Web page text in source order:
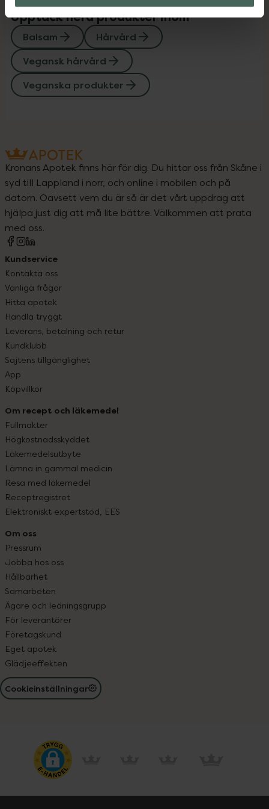
Upptäck flera produkter inom
Balsam
Hårvård
Vegansk hårvård
Veganska produkter
Kronans Apotek finns här för dig. Du hittar oss från Skåne i
syd till Lappland i norr, och online i mobilen och på
datorn. Oavsett vem du är så är det vårt uppdrag att
hjälpa just dig att må lite bättre. Välkommen att prata
med oss.
Kundservice
Kontakta oss
Vanliga frågor
Hitta apotek
Handla tryggt
Leverans, betalning och retur
Kundklubb
Sajtens tillgänglighet
App
Köpvillkor
Om recept och läkemedel
Fullmakter
Högkostnadsskyddet
Läkemedelsutbyte
Lämna in gammal medicin
Resa med läkemedel
Receptregistret
Elektroniskt expertstöd, EES
Om oss
Pressrum
Jobba hos oss
Hållbarhet
Samarbeten
Ägare och ledningsgrupp
För leverantörer
Företagskund
Eget apotek
Glädjeeffekten
Cookieinställningar